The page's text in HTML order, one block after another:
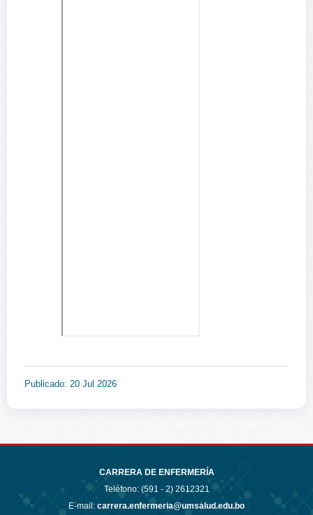
Publicado: 20 Jul 2026
CARRERA DE ENFERMERÍA
Teléfono: (591 - 2) 2612321
E-mail: carrera.enfermeria@umsalud.edu.bo